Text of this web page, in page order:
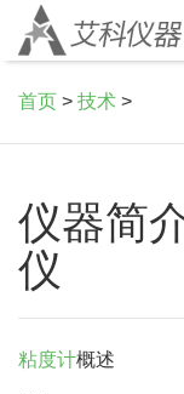
首页 > 技术 >
仪器简
仪
粘度计概述